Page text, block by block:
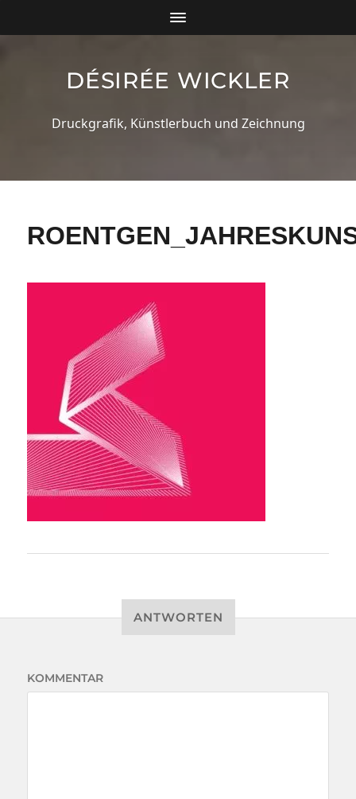
DÉSIRÉE WICKLER
Druckgrafik, Künstlerbuch und Zeichnung
ANTWORTEN
KOMMENTAR